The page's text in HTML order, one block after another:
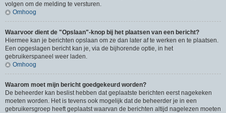
volgen om de melding te versturen.
Omhoog
Waarvoor dient de "Opslaan"-knop bij het plaatsen van een bericht?
Hiermee kan je berichten opslaan om ze dan later af te werken en te plaatsen.
Een opgeslagen bericht kan je, via de bijhorende optie, in het
gebruikerspaneel weer laden.
Omhoog
Waarom moet mijn bericht goedgekeurd worden?
De beheerder kan beslist hebben dat geplaatste berichten eerst nagekeken
moeten worden. Het is tevens ook mogelijk dat de beheerder je in een
gebruikersgroep heeft geplaatst waarvan de berichten altijd nagelezen moeten